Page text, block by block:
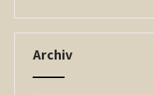
Archiv